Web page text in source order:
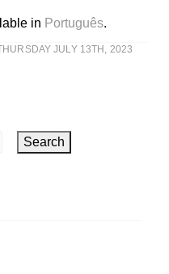
in Português.
JULY 13TH, 2023
Search